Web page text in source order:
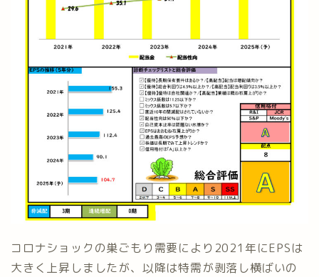
コロナショックの巣ごもり需要により2021年にEPSは
大きく上昇しましたが、以降は特需が剥落し横ばいの